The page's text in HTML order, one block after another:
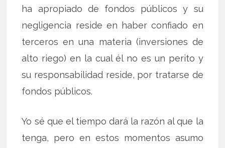
ha apropiado de fondos públicos y su
negligencia reside en haber confiado en
terceros en una materia (inversiones de
alto riego) en la cual él no es un perito y
su responsabilidad reside, por tratarse de
fondos públicos.
Yo sé que el tiempo dará la razón al que la
tenga, pero en estos momentos asumo